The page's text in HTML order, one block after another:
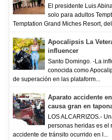
El presidente Luis
solo para adultos
Temptation Grand Miches Resort, del
Apocalipsis La
influencer
Santo Domingo. -La
conocida como
de superación en las plataform...
Aparato accidente
causa gran en
LOS ALCARRIZOS.-
personas heridas es el
accidente de tránsito ocurrido en l...